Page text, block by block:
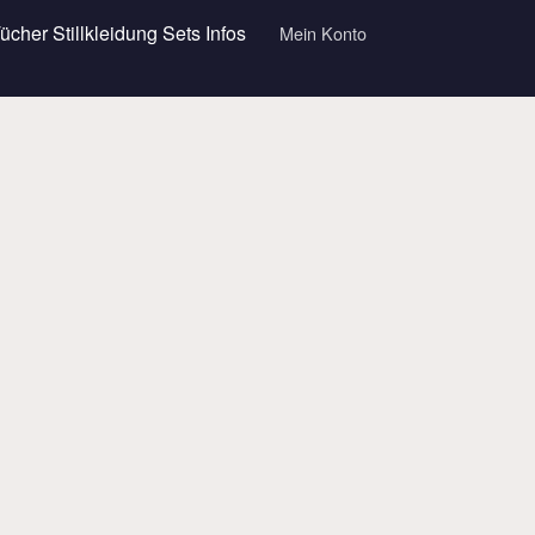
Stillkleidung Sets Infos Mein Konto